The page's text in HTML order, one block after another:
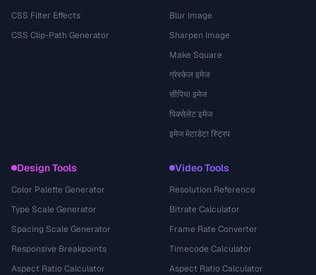
CSS Filter Effects
CSS Clip-Path Generator
Blur Image
Sharpen Image
Make Square
ग्रेस्केल इमेज
सीपिया इमेज
पिक्सेलेट इमेज
इमेज मेटाडेटा स्ट्रिप
Design Tools
Color Palette Generator
Type Scale Generator
Spacing Scale Generator
Responsive Breakpoints
Aspect Ratio Calculator
Video Tools
Resolution Reference
Bitrate Calculator
Frame Rate Converter
Timecode Calculator
Aspect Ratio Calculator